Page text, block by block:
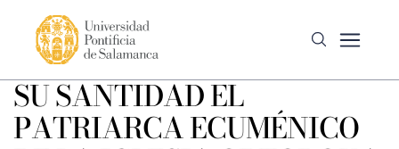
SU SANTIDAD EL
PATRIARCA ECUMÉNICO